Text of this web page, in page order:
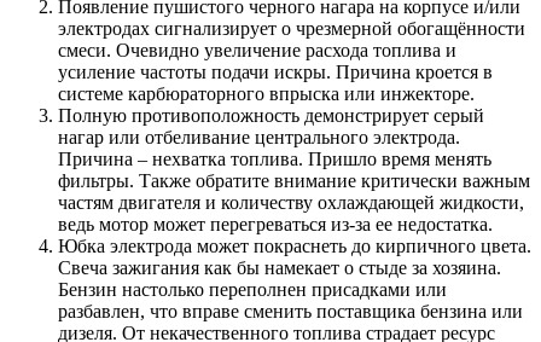
Появление пушистого черного нагара на корпусе и/или
электродах сигнализирует о чрезмерной обогащённости
смеси. Очевидно увеличение расхода топлива и
усиление частоты подачи искры. Причина кроется в
системе карбюраторного впрыска или инжекторе.
Полную противоположность демонстрирует серый
нагар или отбеливание центрального электрода.
Причина – нехватка топлива. Пришло время менять
фильтры. Также обратите внимание критически важным
частям двигателя и количеству охлаждающей жидкости,
ведь мотор может перегреваться из-за ее недостатка.
Юбка электрода может покраснеть до кирпичного цвета.
Свеча зажигания как бы намекает о стыде за хозяина.
Бензин настолько переполнен присадками или
разбавлен, что вправе сменить поставщика бензина или
дизеля. От некачественного топлива страдает ресурс